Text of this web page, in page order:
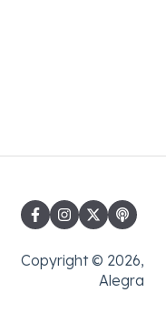
Copyright © 2026,
Alegra